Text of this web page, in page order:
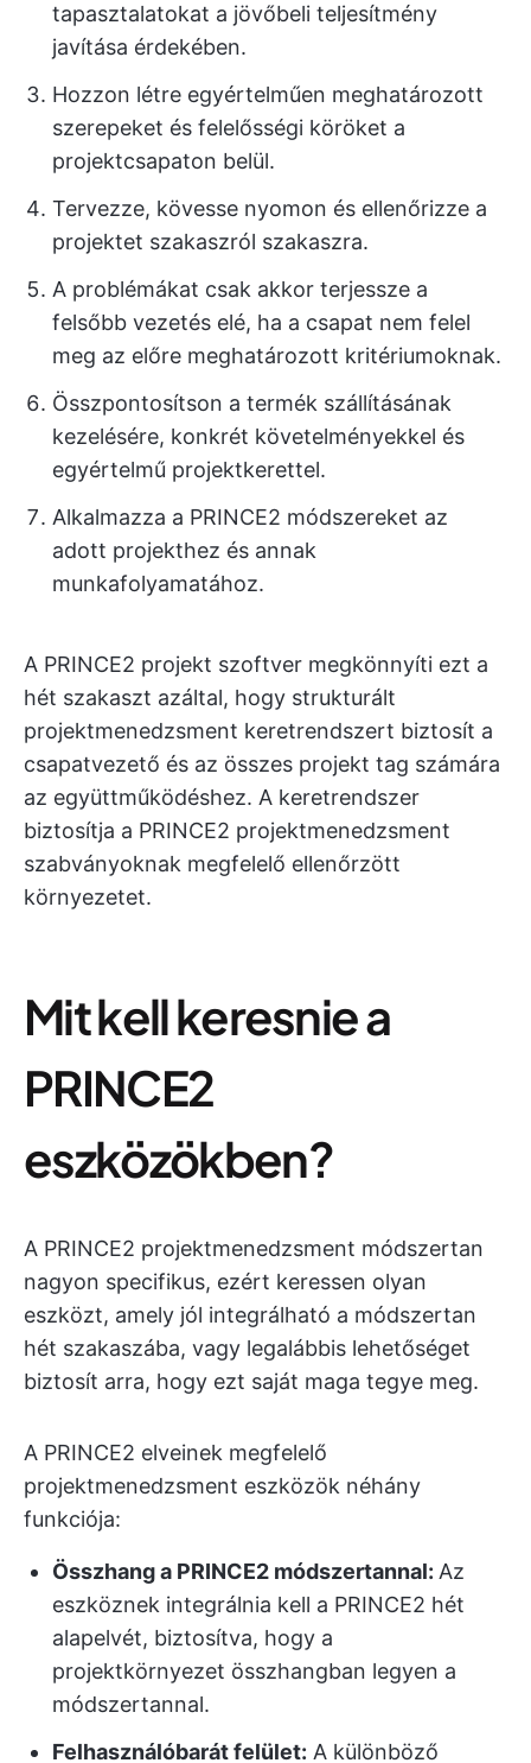
tapasztalatokat a jövőbeli teljesítmény
javítása érdekében.
Hozzon létre egyértelműen meghatározott
szerepeket és felelősségi köröket a
projektcsapaton belül.
Tervezze, kövesse nyomon és ellenőrizze a
projektet szakaszról szakaszra.
A problémákat csak akkor terjessze a
felsőbb vezetés elé, ha a csapat nem felel
meg az előre meghatározott kritériumoknak.
Összpontosítson a termék szállításának
kezelésére, konkrét követelményekkel és
egyértelmű projektkerettel.
Alkalmazza a PRINCE2 módszereket az
adott projekthez és annak
munkafolyamatához.
A PRINCE2 projekt szoftver megkönnyíti ezt a
hét szakaszt azáltal, hogy strukturált
projektmenedzsment keretrendszert biztosít a
csapatvezető és az összes projekt tag számára
az együttműködéshez. A keretrendszer
biztosítja a PRINCE2 projektmenedzsment
szabványoknak megfelelő ellenőrzött
környezetet.
Mit kell keresnie a
PRINCE2
eszközökben?
A PRINCE2 projektmenedzsment módszertan
nagyon specifikus, ezért keressen olyan
eszközt, amely jól integrálható a módszertan
hét szakaszába, vagy legalábbis lehetőséget
biztosít arra, hogy ezt saját maga tegye meg.
A PRINCE2 elveinek megfelelő
projektmenedzsment eszközök néhány
funkciója:
Összhang a PRINCE2 módszertannal: Az
eszköznek integrálnia kell a PRINCE2 hét
alapelvét, biztosítva, hogy a
projektkörnyezet összhangban legyen a
módszertannal.
Felhasználóbarát felület: A különböző